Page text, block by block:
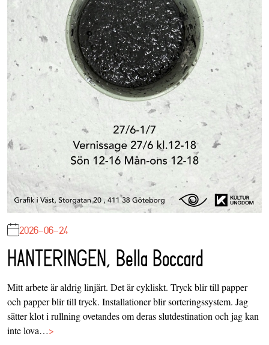
2026-06-24
HANTERINGEN, Bella Boccard
Mitt arbete är aldrig linjärt. Det är cykliskt. Tryck blir till papper
och papper blir till tryck. Installationer blir sorteringssystem. Jag
sätter klot i rullning ovetandes om deras slutdestination och jag kan
inte lova…>